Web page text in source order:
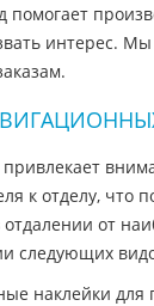
интерес.
к отделу,
отдалении от
следующих
наклейки для